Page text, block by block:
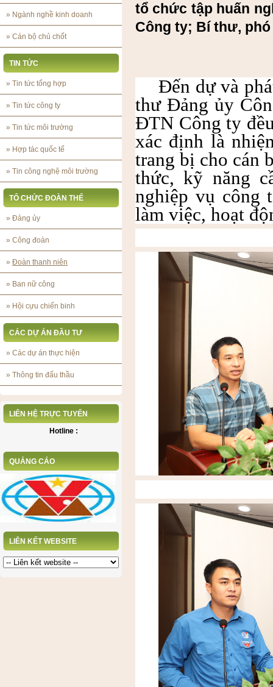
» Ngành nghề kinh doanh
» Cán bộ chủ chốt
TIN TỨC
» Tin tức tổng hợp
» Tin tức công ty
» Tin tức môi trường
» Hợp tác quốc tế
» Tin công nghệ môi trường
TỔ CHỨC ĐOÀN THỂ
» Đảng ủy
» Công đoàn
» Đoàn thanh niên
» Ban nữ công
» Hội cựu chiến binh
CÁC DỰ ÁN ĐẦU TƯ
» Các dự án thực hiện
» Thông tin đấu thầu
LIÊN HỆ TRỰC TUYẾN
Hotline :
QUẢNG CÁO
LIÊN KẾT WEBSITE
tổ chức tập huấn
Công ty; Bí thư,
Đến dự và
thư Đảng ủy
ĐTN Công ty
xác định là
trang bị cho cán
thức, kỹ năng
nghiệp vụ công
làm việc, hoạt